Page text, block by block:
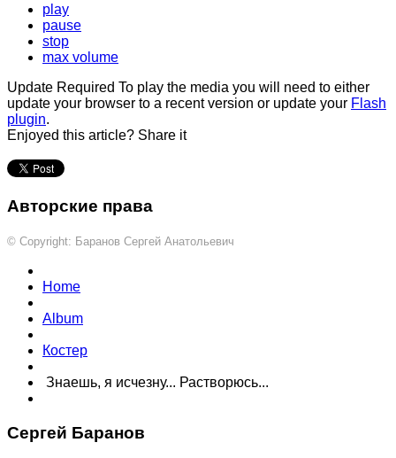
play
pause
stop
max volume
Update Required To play the media you will need to either
update your browser to a recent version or update your Flash
plugin.
Enjoyed this article? Share it
Авторские права
© Copyright: Баранов Сергей Анатольевич
Home
Album
Костер
Знаешь, я исчезну... Растворюсь...
Сергей Баранов